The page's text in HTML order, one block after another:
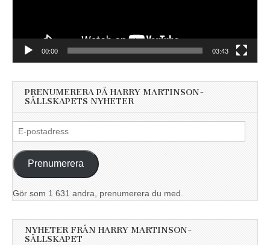
00:00 03:43
PRENUMERERA PÅ HARRY MARTINSON-
SÄLLSKAPETS NYHETER
E-
postadress
Prenumerera
Gör som 1 631 andra, prenumerera du med.
NYHETER FRÅN HARRY MARTINSON-
SÄLLSKAPET